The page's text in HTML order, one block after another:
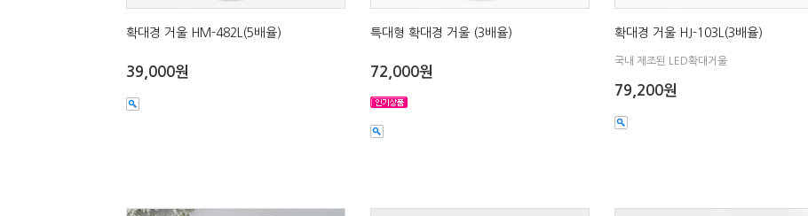
확대경 거울 HM-482L(5배율)
39,000원
특대형 확대경 거울 (3배율)
72,000원
확대경 거울 HJ-103L(3배율)
국내 제조된 LED확대거울
79,200원